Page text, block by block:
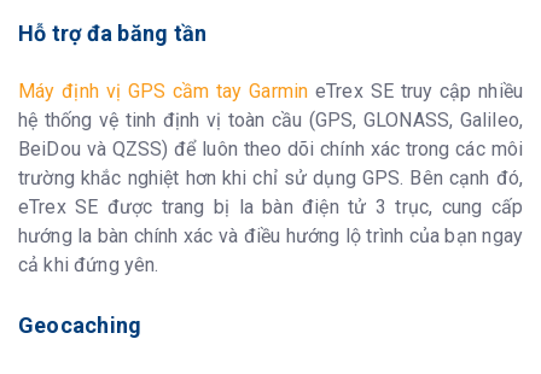
Tương thích với
ứng dụng
GARMIN
EXPLORE.
v
Tương thích trang
web garmin
explore
v
Kết nối không
dây
Hỗ trợ đa băng tần
Máy định vị GPS cầm tay Garmin eTrex SE truy cập nhiều
hệ thống vệ tinh định vị toàn cầu (GPS, GLONASS, Galileo,
BeiDou và QZSS) để luôn theo dõi chính xác trong các môi
trường khắc nghiệt hơn khi chỉ sử dụng GPS. Bên cạnh đó,
eTrex SE được trang bị la bàn điện tử 3 trục, cung cấp
hướng la bàn chính xác và điều hướng lộ trình của bạn ngay
cả khi đứng yên.
Geocaching